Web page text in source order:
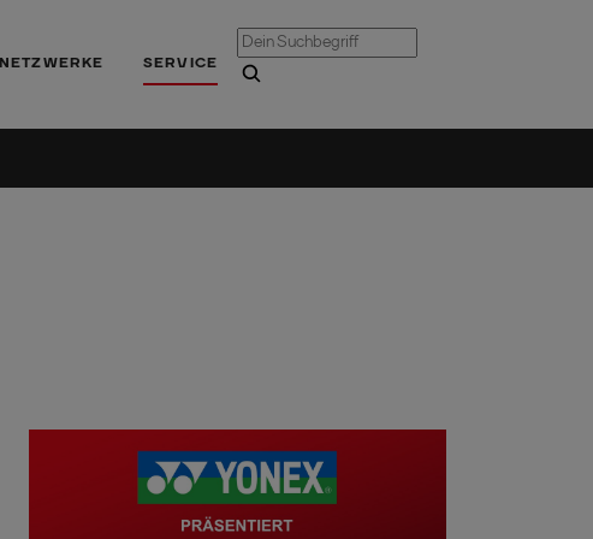
NETZWERKE SERVICE